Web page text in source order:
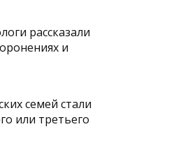
рассказали
и
семей стали
или третьего